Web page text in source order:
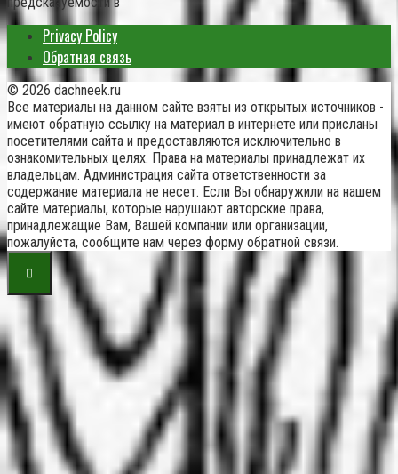
Privacy Policy
Обратная связь
© 2026 dachneek.ru
Все материалы на данном сайте взяты из открытых источников -
имеют обратную ссылку на материал в интернете или присланы
посетителями сайта и предоставляются исключительно в
ознакомительных целях. Права на материалы принадлежат их
владельцам. Администрация сайта ответственности за
содержание материала не несет. Если Вы обнаружили на нашем
сайте материалы, которые нарушают авторские права,
принадлежащие Вам, Вашей компании или организации,
пожалуйста, сообщите нам через форму обратной связи.